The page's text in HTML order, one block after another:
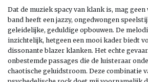
Dat de muziek spacy van klank is, mag
band heeft een jazzy, ongedwongen
geleidelijke, geduldige opbouwen. De
inzichtelijk, hetgeen een mooi kader biedt
dissonante blazer klanken. Het echte
onbestemde passages die de luisteraar
chaotische geluidstroom. Deze combinatie